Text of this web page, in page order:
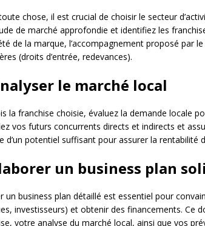
chose, il est crucial de choisir le secteur
de marché approfondie et identifiez les
de la marque, l’accompagnement proposé par
(droits d’entrée, redevances).
le marché local
la franchise choisie, évaluez la demande locale
vos futurs concurrents directs et indirects et
d’un potentiel suffisant pour assurer la rentabilité
un business plan
un business plan détaillé est essentiel pour
investisseurs) et obtenir des financements. Ce
votre analyse du marché local, ainsi que vos